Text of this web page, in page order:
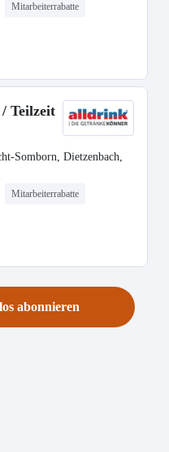
Mitarbeiterrabatte
Teilzeit
Somborn, Dietzenbach,
Mitarbeiterrabatte
abonnieren